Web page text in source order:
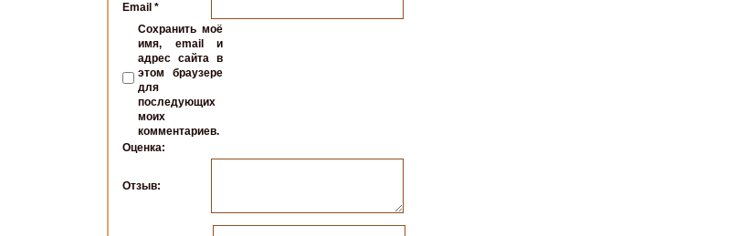
Email *
Сохранить моё
имя, email и
адрес сайта в
этом браузере
для
последующих
моих
комментариев.
Оценка:
Отзыв: